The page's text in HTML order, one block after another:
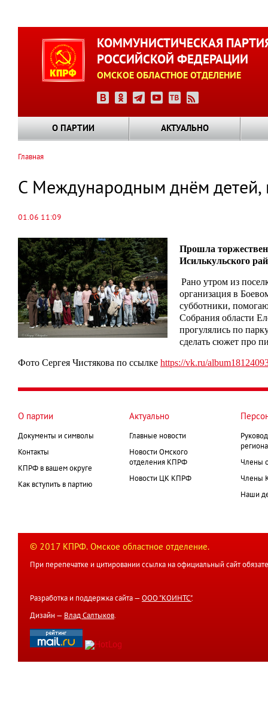
КОММУНИСТИЧЕСКАЯ
РОССИЙСКОЙ ФЕДЕРАЦИИ
ОМСКОЕ ОБЛАСТНОЕ ОТДЕЛЕНИЕ
О ПАРТИИ АКТУАЛЬНО
навигации
Главная
С Международным днём детей,
01.06 11:09
Прошла
Исилькульского
Рано утром из
организация в
субботники,
Собрания области
прогулялись по
сделать сюжет про
Фото Сергея Чистякова по ссылке https://vk.ru/
О партии
Документы и символы
Контакты
КПРФ в вашем округе
Как вступить в партию
Актуально
Главные новости
Новости Омского
отделения КПРФ
Новости ЦК КПРФ
Члены
Члены
Наши
© 2017 КПРФ. Омское областное отделение.
При перепечатке и цитировании ссылка на официальный сайт
Разработка и поддержка сайта — ООО "КОИНТС".
Дизайн — Влад Салтыков.